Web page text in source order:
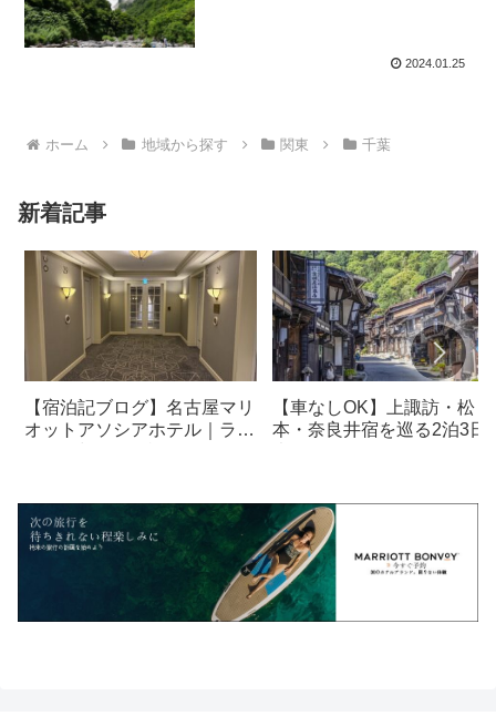
2024.01.25
ホーム 地域から探す 関東 千葉
新着記事
【宿泊記ブログ】名古屋マリ
オットアソシアホテル｜ラウ
【車なしOK】上諏訪・松
本・奈良井宿を巡る2泊3日